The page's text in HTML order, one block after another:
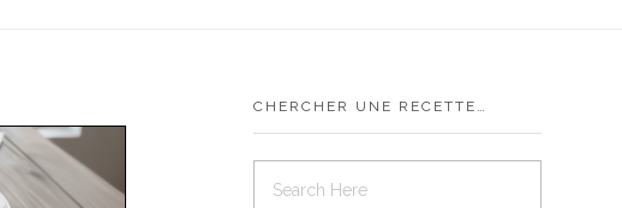
CHERCHER UNE RECETTE…